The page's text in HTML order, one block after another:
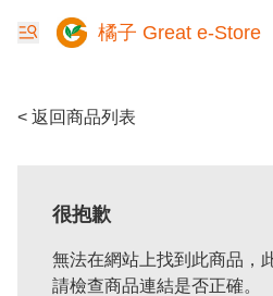
橘子 Great e-Store
< 返回商品列表
很抱歉
無法在網站上找到此商品，
請檢查商品連結是否正確。